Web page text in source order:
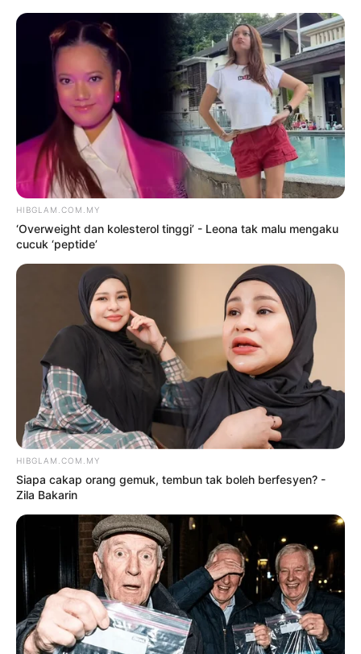
TERKINI
‘Overweight dan kolesterol
tinggi’ – Leona tak malu
mengaku cucuk ‘peptide’
9 Ogos 2026
Tak terkena ‘badi anugerah’,
Sweet Qismina percaya pada
9 Ogos 2026
Siapa cakap orang gemuk,
tembun tak boleh berfesyen? –
Zila Bakarin
9 Ogos 2026
Goyang ‘terlampau’, Baby Shima
kena hentam lagi
9 Ogos 2026
Fify Azmi ada kekasih baharu?
TRENDING